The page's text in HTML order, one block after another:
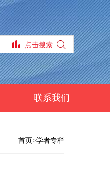
联系我们
首页>学者专栏